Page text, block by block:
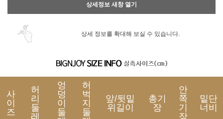
상세정보 새창 열기
상세 정보를 확대해 보실 수 있습니다.
사
이
즈
허
리
둘
레
엉
덩
이
둘
허
벅
지
둘
앞/뒷밑
위길이
총기
장
안
쪽
기
장
밑단
너비